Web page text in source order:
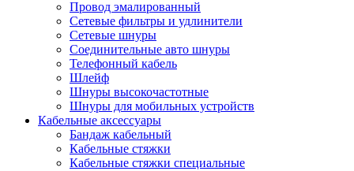
Провод эмалированный
Сетевые фильтры и удлинители
Сетевые шнуры
Соединительные авто шнуры
Телефонный кабель
Шлейф
Шнуры высокочастотные
Шнуры для мобильных устройств
Кабельные аксессуары
Бандаж кабельный
Кабельные стяжки
Кабельные стяжки специальные